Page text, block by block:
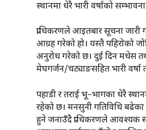
स्थानमा धेरै भारी वर्षाको
प्राधिकरणले आइतबार सूचना
आग्रह गरेको हो। यस्तै पहिरोको
अनुरोध गरेको छ। दुई दिन मधेस
मेघगर्जन/चट्याङसहित भारी वर्षा
पहाडी र तराई भू–भागका धेरै
रहेको छ। मनसुनी गतिविधि बढेका
हुने जनाउँदै प्राधिकरणले आवश्यक